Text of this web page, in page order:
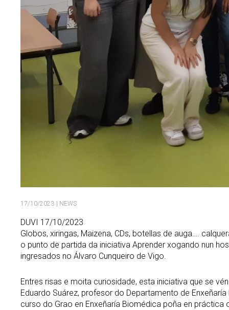
17/10/2023 | NEWS
DUVI 17/10/2023
Globos, xiringas, Maizena, CDs, botellas de auga….
o punto de partida da iniciativa Aprender xogando nun
ingresados no Álvaro Cunqueiro de Vigo.
Entres risas e moita curiosidade, esta iniciativa que se
Eduardo Suárez, profesor do Departamento de
curso do Grao en Enxeñaría Biomédica poña en